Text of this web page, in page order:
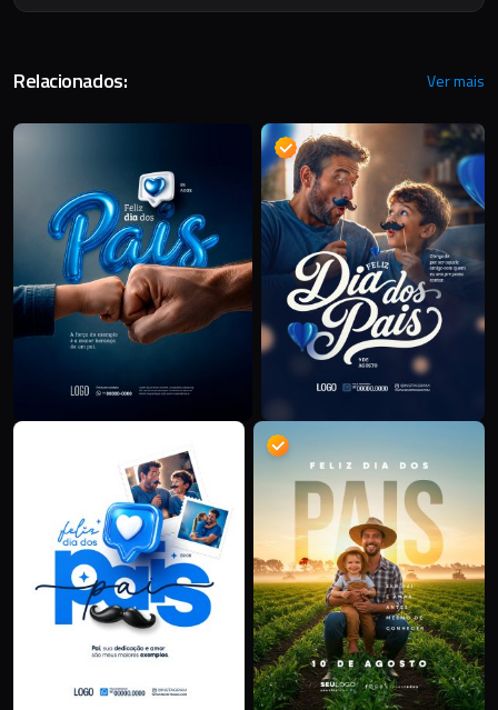
Relacionados: Ver mais